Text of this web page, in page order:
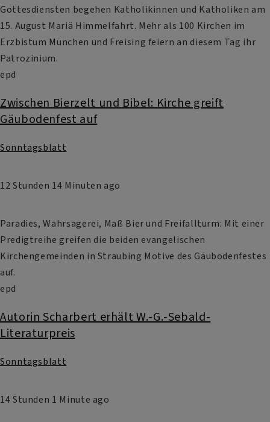
Gottesdiensten begehen Katholikinnen und Katholiken am
15. August Mariä Himmelfahrt. Mehr als 100 Kirchen im
Erzbistum München und Freising feiern an diesem Tag ihr
Patrozinium.
epd
Zwischen Bierzelt und Bibel: Kirche greift
Gäubodenfest auf
Sonntagsblatt
12 Stunden 14 Minuten ago
Paradies, Wahrsagerei, Maß Bier und Freifallturm: Mit einer
Predigtreihe greifen die beiden evangelischen
Kirchengemeinden in Straubing Motive des Gäubodenfestes
auf.
epd
Autorin Scharbert erhält W.-G.-Sebald-
Literaturpreis
Sonntagsblatt
14 Stunden 1 Minute ago